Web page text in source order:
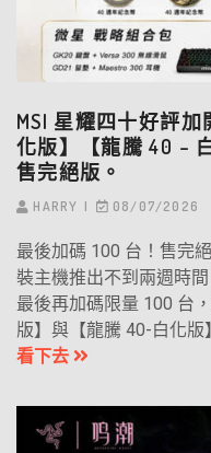
MSI 星耀四十好評
化版】【龍騰 40 –
售完絕版。
HARRY 08/07/2026
最後加碼 100 台！售完
裝主機推出不到兩週時
最後再加碼限量 100 台
版】與【龍騰 40-白化
看下去